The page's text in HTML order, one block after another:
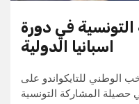
في دورة
اسبانيا الدولية
الوطني للتايكواندو على